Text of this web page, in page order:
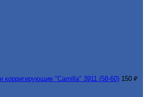
корригирующие "Camilla" 3911 (58-60) 150 ₽